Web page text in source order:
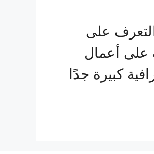
على
على أعمال
كبيرة جدًا